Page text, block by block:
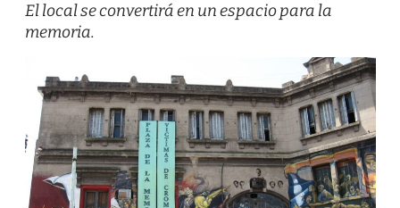
El local se convertirá en un espacio para la
memoria.